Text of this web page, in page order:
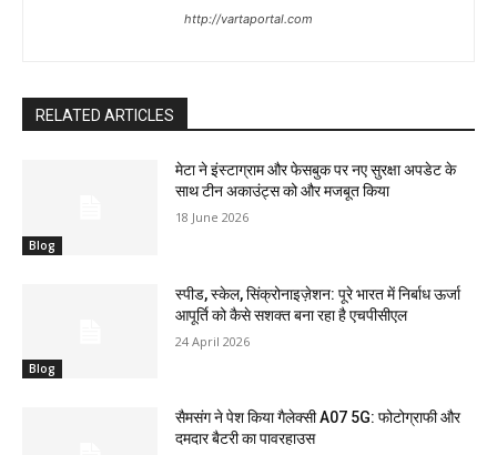
http://vartaportal.com
RELATED ARTICLES
Blog
मेटा ने इंस्टाग्राम और फेसबुक पर नए सुरक्षा अपडेट के
साथ टीन अकाउंट्स को और मजबूत किया
18 June 2026
Blog
स्पीड, स्केल, सिंक्रोनाइज़ेशन: पूरे भारत में निर्बाध ऊर्जा
आपूर्ति को कैसे सशक्त बना रहा है एचपीसीएल
24 April 2026
सैमसंग ने पेश किया गैलेक्सी A07 5G: फोटोग्राफी और
दमदार बैटरी का पावरहाउस